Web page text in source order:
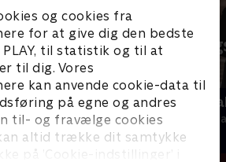
og cookies fra
for at give dig den bedste
PLAY, til statistik og til at
til dig. Vores
kan anvende cookie-data til
på egne og andres
til- og fravælge cookies
altid trække dit samtykke
på ’Cookie-indstillinger’ i
Nyheder &